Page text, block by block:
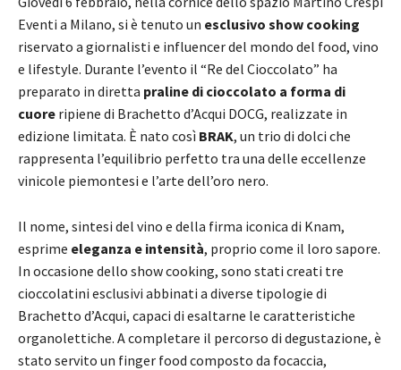
Eventi a Milano, si è tenuto un esclusivo show cooking
riservato a giornalisti e influencer del mondo del food, vino
e lifestyle. Durante l’evento il “Re del Cioccolato” ha
preparato in diretta praline di cioccolato a forma di
cuore ripiene di Brachetto d’Acqui DOCG, realizzate in
edizione limitata. È nato così BRAK, un trio di dolci che
rappresenta l’equilibrio perfetto tra una delle eccellenze
vinicole piemontesi e l’arte dell’oro nero.
Il nome, sintesi del vino e della firma iconica di Knam,
esprime eleganza e intensità, proprio come il loro sapore.
In occasione dello show cooking, sono stati creati tre
cioccolatini esclusivi abbinati a diverse tipologie di
Brachetto d’Acqui, capaci di esaltarne le caratteristiche
organolettiche. A completare il percorso di degustazione, è
stato servito un finger food composto da focaccia,